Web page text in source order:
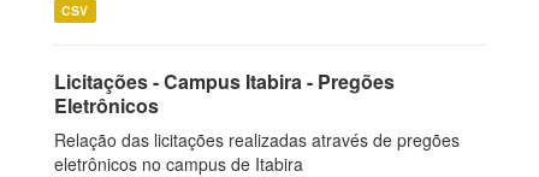
CSV
Licitações - Campus Itabira - Pregões
Eletrônicos
Relação das licitações realizadas através de pregões
eletrônicos no campus de Itabira